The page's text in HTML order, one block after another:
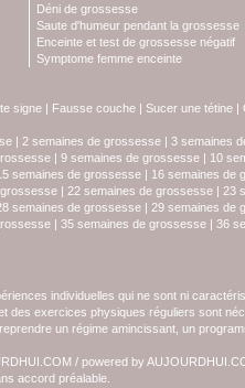
Déni de grossesse
Saute d'humeur pendant la grossesse
Enceinte et test de grossesse négatif
Symptome femme enceinte
signe | Fausse couche | Sucer une tétine |
| 2 semaines de grossesse | 3 semaines
| 9 semaines de grossesse | 10
semaines de grossesse | 16 semaines de
| 22 semaines de grossesse | 23
semaines de grossesse | 29 semaines de
| 35 semaines de grossesse | 36
individuelles qui ne sont ni
des exercices physiques réguliers sont
un régime amincissant, un
/ powered by
accord préalable.